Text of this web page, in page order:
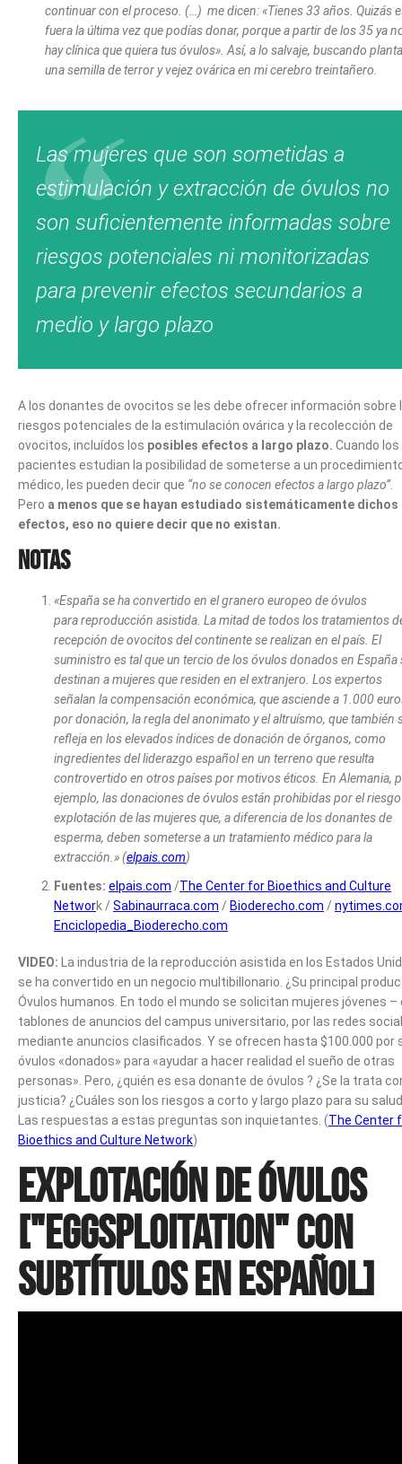
continuar con el proceso. (…) me dicen: «Tienes 33 años. Quizás
fuera la última vez que podías donar, porque a partir de los 35 ya
hay clínica que quiera tus óvulos». Así, a lo salvaje, buscando
una semilla de terror y vejez ovárica en mi cerebro treintañero.
Las mujeres que son sometidas a
estimulación y extracción de óvulos no
son suficientemente informadas sobre
riesgos potenciales ni monitorizadas
para prevenir efectos secundarios a
medio y largo plazo
A los donantes de ovocitos se les debe ofrecer información sobre
riesgos potenciales de la estimulación ovárica y la recolección de
ovocitos, incluídos los posibles efectos a largo plazo. Cuando los
pacientes estudian la posibilidad de someterse a un
médico, les pueden decir que “no se conocen efectos a largo plazo”.
Pero a menos que se hayan estudiado sistemáticamente dichos
efectos, eso no quiere decir que no existan.
Notas
«España se ha convertido en el granero europeo de óvulos
para reproducción asistida. La mitad de todos los tratamientos
recepción de ovocitos del continente se realizan en el país. El
suministro es tal que un tercio de los óvulos donados en España
destinan a mujeres que residen en el extranjero. Los expertos
señalan la compensación económica, que asciende a 1.000
por donación, la regla del anonimato y el altruísmo, que también
refleja en los elevados índices de donación de órganos, como
ingredientes del liderazgo español en un terreno que resulta
controvertido en otros países por motivos éticos. En Alemania,
ejemplo, las donaciones de óvulos están prohibidas por el
explotación de las mujeres que, a diferencia de los donantes de
esperma, deben someterse a un tratamiento médico para la
extracción.» (elpais.com)
Fuentes: elpais.com /The Center for Bioethics and Culture
Network /Sabinaurraca.com / Bioderecho.com /
Enciclopedia_Bioderecho.com
VIDEO: La industria de la reproducción asistida en los Estados
se ha convertido en un negocio multibillonario. ¿Su principal
Óvulos humanos. En todo el mundo se solicitan mujeres jóvenes –
tablones de anuncios del campus universitario, por las redes
mediante anuncios clasificados. Y se ofrecen hasta $100.000 por
óvulos «donados» para «ayudar a hacer realidad el sueño de otras
personas». Pero, ¿quién es esa donante de óvulos ? ¿Se la trata
justicia? ¿Cuáles son los riesgos a corto y largo plazo para su
Las respuestas a estas preguntas son inquietantes. (The Center
Bioethics and Culture Network)
Explotación de óvulos
["Eggsploitation" con
subtítulos en español]